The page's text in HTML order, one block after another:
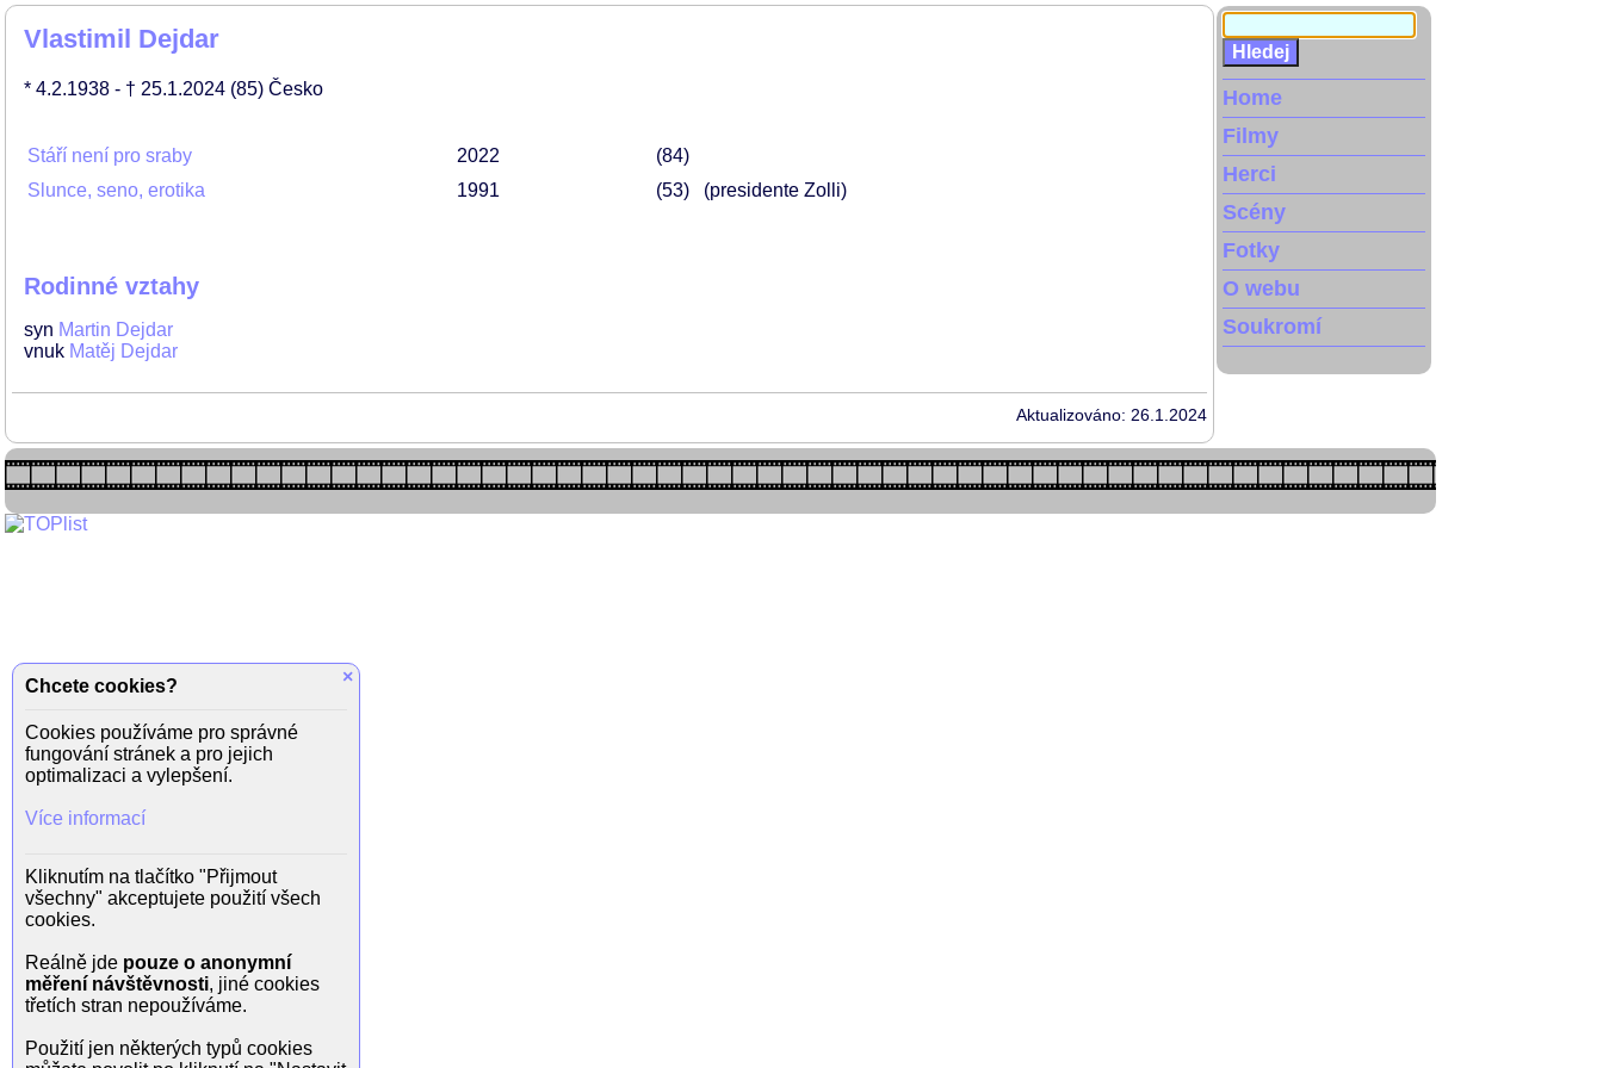
Vlastimil Dejdar
* 4.2.1938 - † 25.1.2024 (85) Česko
Stáří není pro sraby 2022
84
Slunce, seno, erotika
1991 53 (presidente Zolli)
Rodinné vztahy
syn Martin Dejdar
vnuk Matěj Dejdar
Aktualizováno: 26.1.2024
Home
Filmy
Herci
Scény
Fotky
O webu
Soukromí
×
Chcete cookies?
Cookies používáme pro správné
fungování stránek a pro jejich
optimalizaci a vylepšení.
Více informací
Kliknutím na tlačítko "Přijmout
všechny" akceptujete použití všech
cookies.
Reálně jde pouze o anonymní
měření návštěvnosti, jiné cookies
třetích stran nepoužíváme.
Použití jen některých typů cookies